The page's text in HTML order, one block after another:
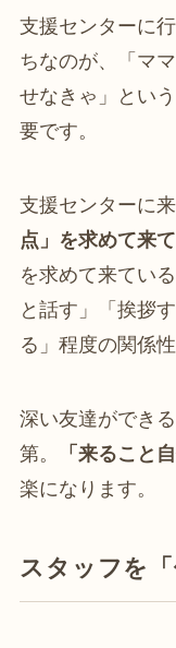
支援センターに
ちなのが、「マ
せなきゃ」とい
要です。
支援センターに
点」を求めて来
を求めて来てい
と話す」「挨拶
る」程度の関係
深い友達ができ
第。
「来ること
楽になります。
スタッフを「